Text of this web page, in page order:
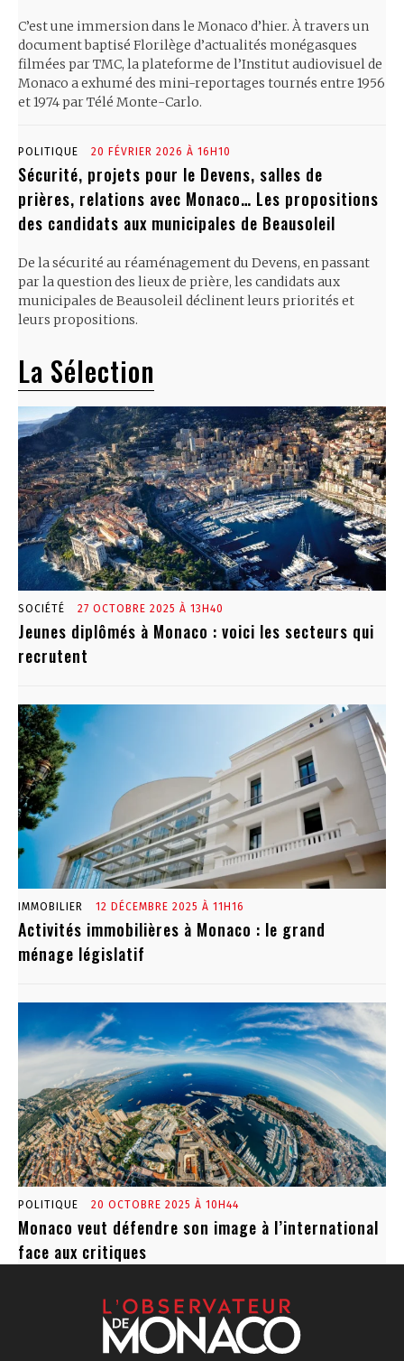
C’est une immersion dans le Monaco d’hier. À travers un
document baptisé Florilège d’actualités monégasques
filmées par TMC, la plateforme de l’Institut audiovisuel de
Monaco a exhumé des mini-reportages tournés entre 1956
et 1974 par Télé Monte-Carlo.
POLITIQUE 20 FÉVRIER 2026 À 16H10
Sécurité, projets pour le Devens, salles de
prières, relations avec Monaco… Les propositions
des candidats aux municipales de Beausoleil
De la sécurité au réaménagement du Devens, en passant
par la question des lieux de prière, les candidats aux
municipales de Beausoleil déclinent leurs priorités et
leurs propositions.
La Sélection
SOCIÉTÉ 27 OCTOBRE 2025 À 13H40
Jeunes diplômés à Monaco : voici les secteurs qui
recrutent
IMMOBILIER 12 DÉCEMBRE 2025 À 11H16
Activités immobilières à Monaco : le grand
ménage législatif
POLITIQUE 20 OCTOBRE 2025 À 10H44
Monaco veut défendre son image à l’international
face aux critiques